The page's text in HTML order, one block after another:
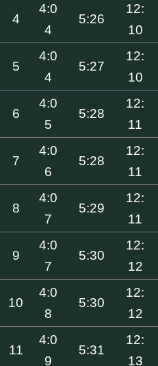
4
4:0
4
5:26
12:
10
5
4:0
4
5:27
12:
10
6
4:0
5
5:28
12:
11
7
4:0
6
5:28
12:
11
8
4:0
7
5:29
12:
11
9
4:0
7
5:30
12:
12
10
4:0
8
5:30
12:
12
11
4:0
9
5:31
12:
13